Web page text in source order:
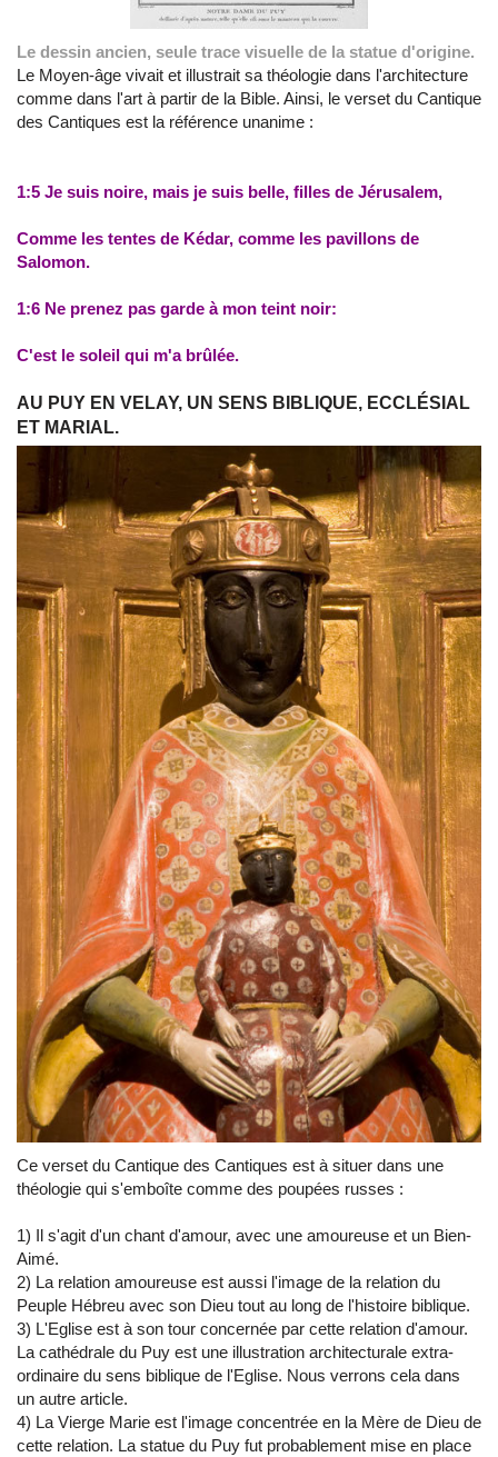
Le dessin ancien, seule trace visuelle de la statue d'origine.
Le Moyen-âge vivait et illustrait sa théologie dans l'architecture
comme dans l'art à partir de la Bible. Ainsi, le verset du Cantique
des Cantiques est la référence unanime :
1:5 Je suis noire, mais je suis belle, filles de Jérusalem,
Comme les tentes de Kédar, comme les pavillons de
Salomon.
1:6 Ne prenez pas garde à mon teint noir:
C'est le soleil qui m'a brûlée.
AU PUY EN VELAY, UN SENS BIBLIQUE, ECCLÉSIAL
ET MARIAL.
Ce verset du Cantique des Cantiques est à situer dans une
théologie qui s'emboîte comme des poupées russes :
1) Il s'agit d'un chant d'amour, avec une amoureuse et un Bien-
Aimé.
2) La relation amoureuse est aussi l'image de la relation du
Peuple Hébreu avec son Dieu tout au long de l'histoire biblique.
3) L'Eglise est à son tour concernée par cette relation d'amour.
La cathédrale du Puy est une illustration architecturale extra-
ordinaire du sens biblique de l'Eglise. Nous verrons cela dans
un autre article.
4) La Vierge Marie est l'image concentrée en la Mère de Dieu de
cette relation. La statue du Puy fut probablement mise en place